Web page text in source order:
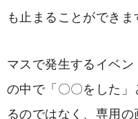
も止まることができま
マスで発生するイベ
の中で「〇〇をした
るのではなく、専用